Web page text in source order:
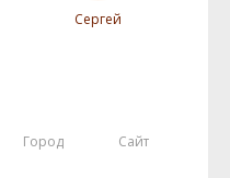
Сергей
Город Сайт